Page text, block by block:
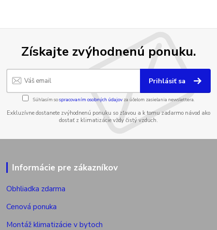
Získajte zvýhodnenú ponuku.
Prihlásiť sa
Súhlasím sospracovaním osobných údajov za účelom zasielania newslettera.
Exkluzívne dostanete zvýhodnenú ponuku so zľavou a k tomu zadarmo návod ako
dostať z klimatizácie vždy čistý vzduch.
Informácie pre zákazníkov
Obhliadka zdarma
Cenová ponuka
Montáž klimatizácie v bytoch